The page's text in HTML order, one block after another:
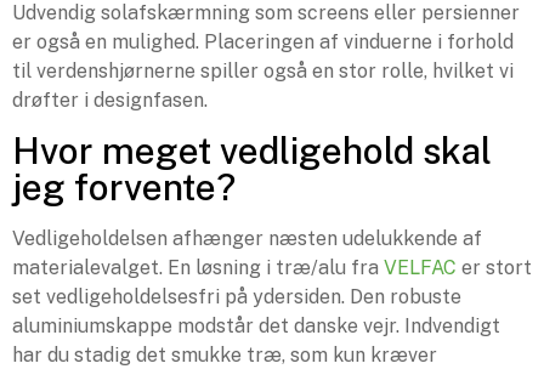
Udvendig solafskærmning som screens eller persienner
er også en mulighed. Placeringen af vinduerne i forhold
til verdenshjørnerne spiller også en stor rolle, hvilket vi
drøfter i designfasen.
Hvor meget vedligehold skal
jeg forvente?
Vedligeholdelsen afhænger næsten udelukkende af
materialevalget. En løsning i træ/alu fra VELFAC er stort
set vedligeholdelsesfri på ydersiden. Den robuste
aluminiumskappe modstår det danske vejr. Indvendigt
har du stadig det smukke træ, som kun kræver